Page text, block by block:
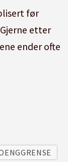
før
etter
ender ofte